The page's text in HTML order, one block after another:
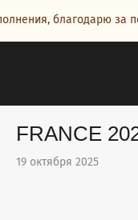
благодарю за
FRANCE
19 октября 2025